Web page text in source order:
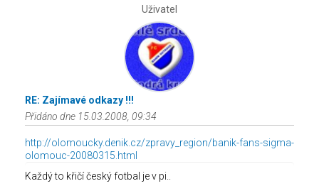
Uživatel
RE: Zajímavé odkazy !!!
Přidáno dne 15.03.2008, 09:34
http://olomoucky.denik.cz/zpravy_region/banik-fans-sigma-
olomouc-20080315.html
Každý to křičí český fotbal je v pi..